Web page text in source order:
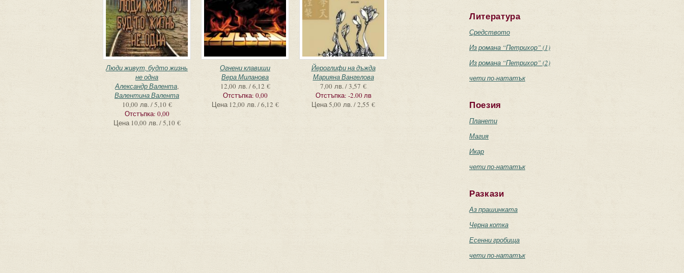
Люди живут, будто жизнь
не одна
Александр Валента,
Валентина Валента
10,00 лв. / 5,10 €
Отстъпка: 0,00
Цена 10,00 лв. / 5,10 €
Огнени клавиши
Вера Миланова
12,00 лв. / 6,12 €
Отстъпка: 0,00
Цена 12,00 лв. / 6,12 €
Йероглифи на дъжда
Марияна Вангелова
7,00 лв. / 3,57 €
Отстъпка: -2.00 лв
Цена5,00 лв. / 2,55 €
Литература
Средството
Из романа “Петрихор” (1)
Из романа “Петрихор” (2)
чети по-нататък
Поезия
Планети
Магия
Икар
чети по-нататък
Разкази
Аз прашинката
Черна котка
Есенни гробища
чети по-нататък